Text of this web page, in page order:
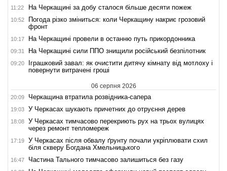
11:22 На Черкащині за добу сталося більше десяти пожеж
10:52
Погода різко зміниться: коли Черкащину накриє грозовий
фронт
10:17 На Черкащині провели в останню путь прикордонника
09:31 На Черкащині сили ППО знищили російський безпілотник
09:20
Іграшковий завал: як очистити дитячу кімнату від мотлоху і
повернути витрачені гроші
06 серпня 2026
20:09 Черкащина втратила розвідника-сапера
19:03 У Черкасах шукають причетних до отруєння дерев
18:08
У Черкасах тимчасово перекриють рух на трьох вулицях
через ремонт тепломереж
17:19
У Черкасах після обвалу ґрунту почали укріплювати схил
біля скверу Богдана Хмельницького
16:47 Частина Тального тимчасово залишиться без газу